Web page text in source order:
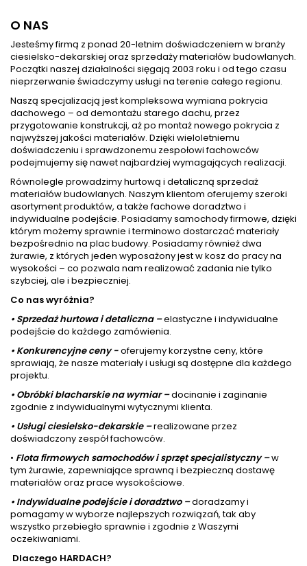
O NAS
Jesteśmy firmą z ponad 20-letnim doświadczeniem w branży
ciesielsko-dekarskiej oraz sprzedaży materiałów budowlanych.
Początki naszej działalności sięgają 2003 roku i od tego czasu
nieprzerwanie świadczymy usługi na terenie całego regionu.
Naszą specjalizacją jest kompleksowa wymiana pokrycia
dachowego – od demontażu starego dachu, przez
przygotowanie konstrukcji, aż po montaż nowego pokrycia z
najwyższej jakości materiałów. Dzięki wieloletniemu
doświadczeniu i sprawdzonemu zespołowi fachowców
podejmujemy się nawet najbardziej wymagających realizacji.
Równolegle prowadzimy hurtową i detaliczną sprzedaż
materiałów budowlanych. Naszym klientom oferujemy szeroki
asortyment produktów, a także fachowe doradztwo i
indywidualne podejście. Posiadamy samochody firmowe, dzięki
którym możemy sprawnie i terminowo dostarczać materiały
bezpośrednio na plac budowy. Posiadamy również dwa
żurawie, z których jeden wyposażony jest w kosz do pracy na
wysokości – co pozwala nam realizować zadania nie tylko
szybciej, ale i bezpieczniej.
Co nas wyróżnia?
• Sprzedaż hurtowa i detaliczna –elastyczne i indywidualne
podejście do każdego zamówienia.
• Konkurencyjne ceny -oferujemy korzystne ceny, które
sprawiają, że nasze materiały i usługi są dostępne dla każdego
projektu.
• Obróbki blacharskie na wymiar –docinanie i zaginanie
zgodnie z indywidualnymi wytycznymi klienta.
• Usługi ciesielsko-dekarskie –realizowane przez
doświadczony zespół fachowców.
• Flota firmowych samochodów i sprzęt specjalistyczny –w
tym żurawie, zapewniające sprawną i bezpieczną dostawę
materiałów oraz prace wysokościowe.
• Indywidualne podejście i doradztwo –doradzamy i
pomagamy w wyborze najlepszych rozwiązań, tak aby
wszystko przebiegło sprawnie i zgodnie z Waszymi
oczekiwaniami.
Dlaczego HARDACH?